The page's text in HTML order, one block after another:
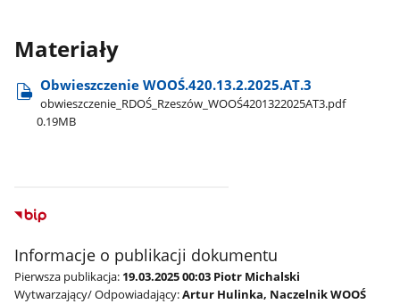
Materiały
Obwieszczenie WOOŚ.420.13.2.2025.AT.3
obwieszczenie​_RDOŚ​_Rzeszów​_WOOŚ4201322025AT3.pdf
0.19MB
Informacje o publikacji dokumentu
Pierwsza publikacja: 19.03.2025 00:03 Piotr Michalski
Wytwarzający/ Odpowiadający:Artur Hulinka, Naczelnik WOOŚ